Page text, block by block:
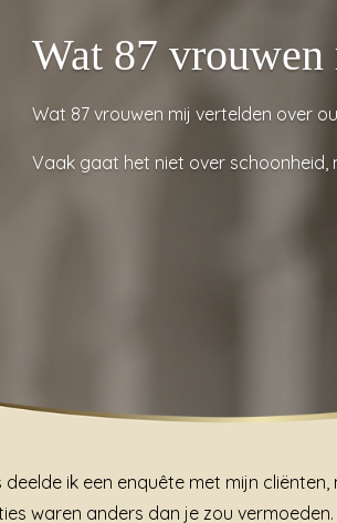
Wat 87
Wat 87 vrouwen mij vertelden over
Vaak gaat het niet over schoonheid,
deelde ik een enquête met mijn
waren anders dan je zou vermoeden.